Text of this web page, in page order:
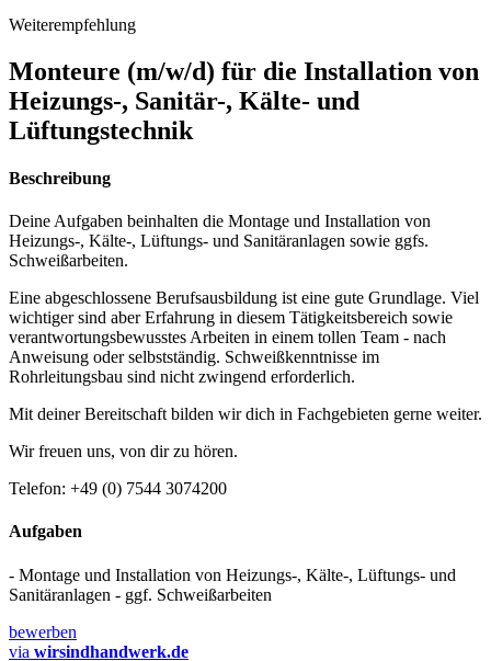
Weiterempfehlung
Monteure (m/w/d) für die Installation von
Heizungs-, Sanitär-, Kälte- und
Lüftungstechnik
Beschreibung
Deine Aufgaben beinhalten die Montage und Installation von
Heizungs-, Kälte-, Lüftungs- und Sanitäranlagen sowie ggfs.
Schweißarbeiten.
Eine abgeschlossene Berufsausbildung ist eine gute Grundlage. Viel
wichtiger sind aber Erfahrung in diesem Tätigkeitsbereich sowie
verantwortungsbewusstes Arbeiten in einem tollen Team - nach
Anweisung oder selbstständig. Schweißkenntnisse im
Rohrleitungsbau sind nicht zwingend erforderlich.
Mit deiner Bereitschaft bilden wir dich in Fachgebieten gerne weiter.
Wir freuen uns, von dir zu hören.
Telefon: +49 (0) 7544 3074200
Aufgaben
- Montage und Installation von Heizungs-, Kälte-, Lüftungs- und
Sanitäranlagen - ggf. Schweißarbeiten
bewerben
via wirsindhandwerk.de